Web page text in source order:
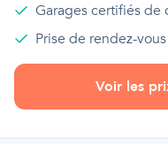
Garages certifiés de
Prise de rendez-
Voir les